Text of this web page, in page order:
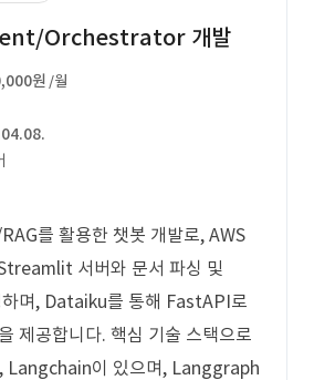
Orchestrator 개발
원 /월
를 활용한 챗봇 개발로, AWS
서버와 문서 파싱 및
며, Dataiku를 통해 FastAPI로
제공합니다. 핵심 기술 스택으로
Langchain이 있으며, Langgraph